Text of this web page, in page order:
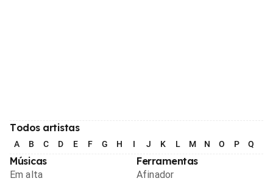
Todos artistas
A B C D E F G H I J K L M N O P Q
Músicas
Em alta
Ferramentas
Afinador